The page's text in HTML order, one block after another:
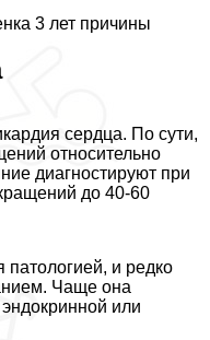
3 лет причины
сердца. По сути,
относительно
диагностируют при
до 40-60
патологией, и редко
Чаще она
или